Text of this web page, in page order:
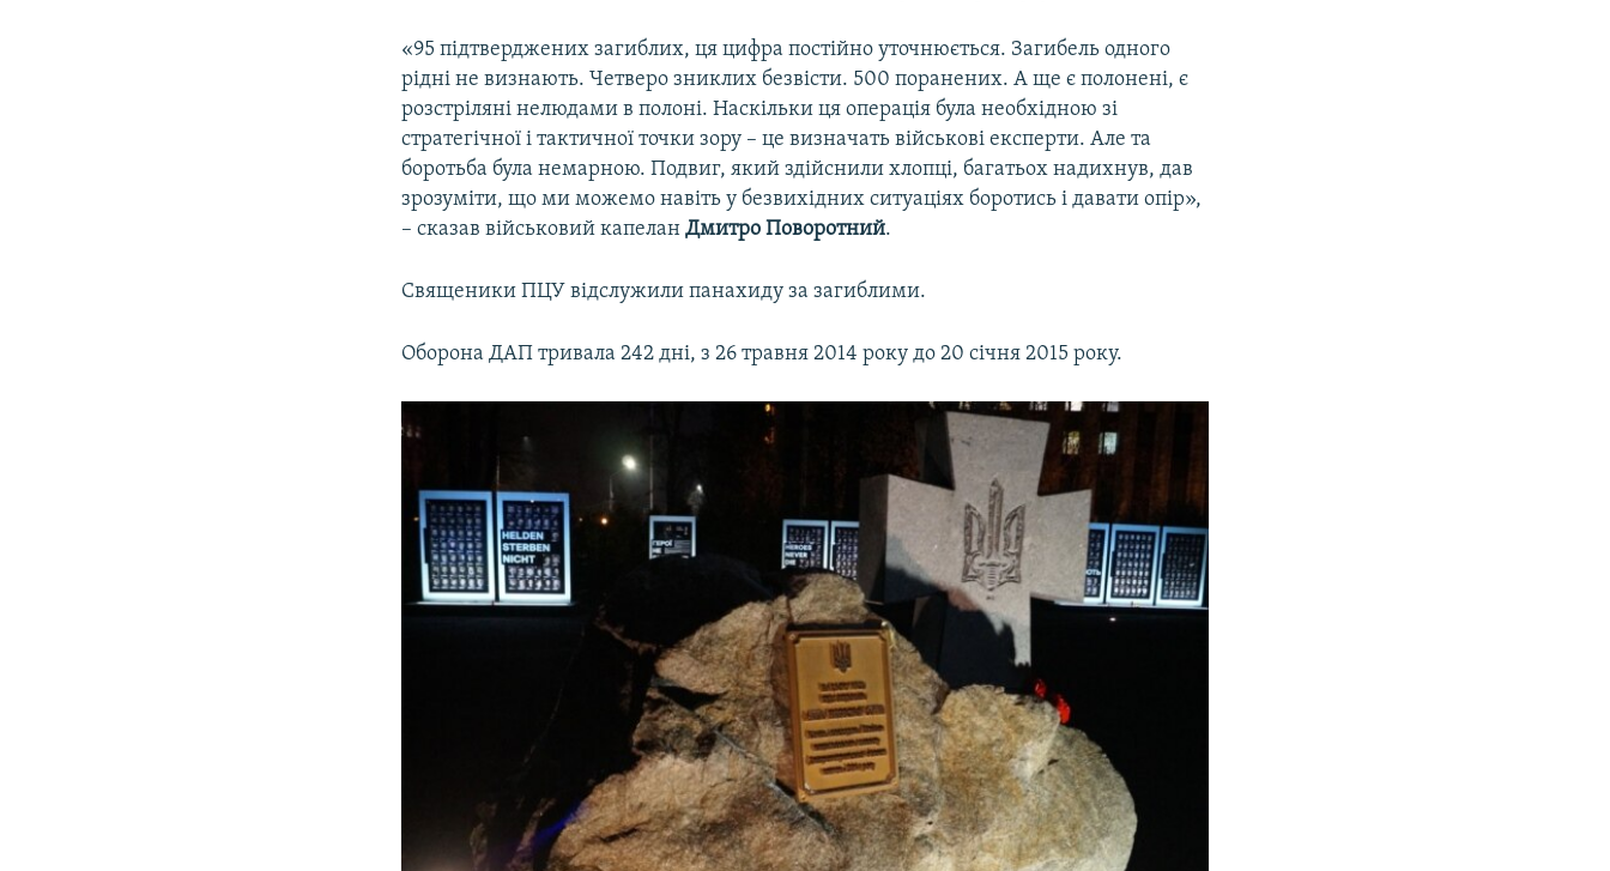
«95 підтверджених загиблих, ця цифра постійно уточнюється. Загибель одного
рідні не визнають. Четверо зниклих безвісти. 500 поранених. А ще є полонені, є
розстріляні нелюдами в полоні. Наскільки ця операція була необхідною зі
стратегічної і тактичної точки зору – це визначать військові експерти. Але та
боротьба була немарною. Подвиг, який здійснили хлопці, багатьох надихнув, дав
зрозуміти, що ми можемо навіть у безвихідних ситуаціях боротись і давати опір»,
– сказав військовий капеланДмитро Поворотний.
Священики ПЦУ відслужили панахиду за загиблими.
Оборона ДАП тривала 242 дні, з 26 травня 2014 року до 20 січня 2015 року.